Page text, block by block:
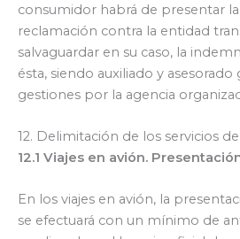
consumidor habrá de presentar
reclamación contra la entidad
salvaguardar en su caso, la
ésta, siendo auxiliado y
gestiones por la agencia
12. Delimitación de los servicios
12.1 Viajes en avión.
En los viajes en avión, la
se efectuará con un mínimo de